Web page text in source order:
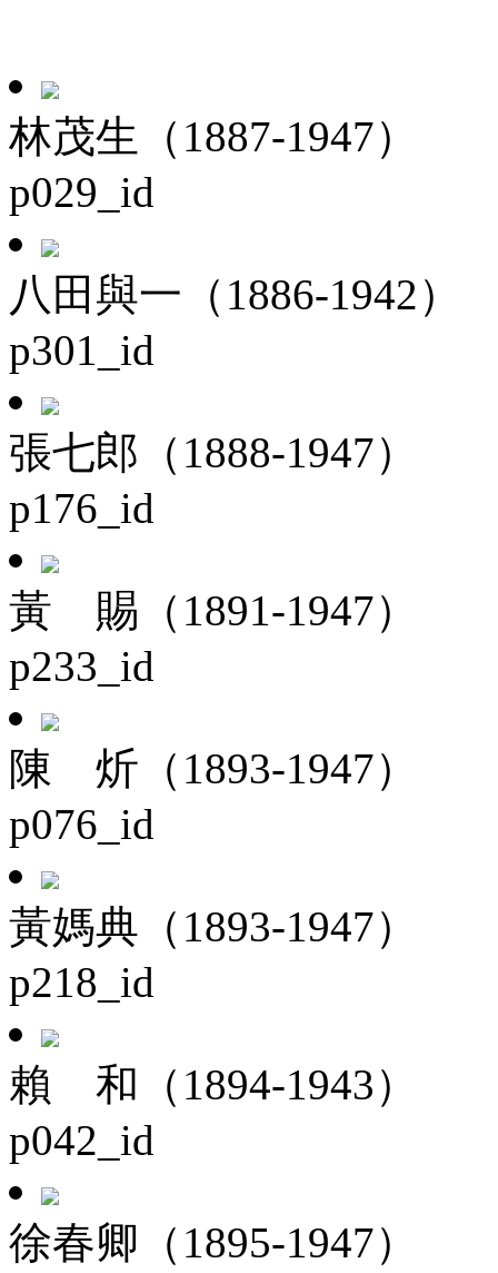
林茂生（1887-1947）
p029_id
八田與一（1886-1942）
p301_id
張七郎（1888-1947）
p176_id
黃 賜（1891-1947）
p233_id
陳 炘（1893-1947）
p076_id
黃媽典（1893-1947）
p218_id
賴 和（1894-1943）
p042_id
徐春卿（1895-1947）